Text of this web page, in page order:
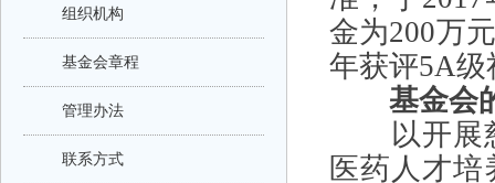
组织机构
基金会章程
管理办法
联系方式
金为200万
年获评5A级
基金会
以开展
医药人才